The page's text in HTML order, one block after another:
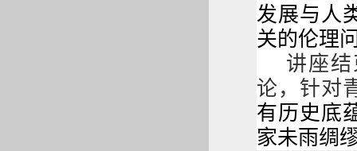
发展与人
关的伦理
讲座
论，针对
有历史底
家未雨绸